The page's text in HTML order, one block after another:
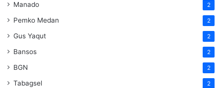
Manado 2
Pemko Medan 2
Gus Yaqut 2
Bansos 2
BGN 2
Tabagsel 2